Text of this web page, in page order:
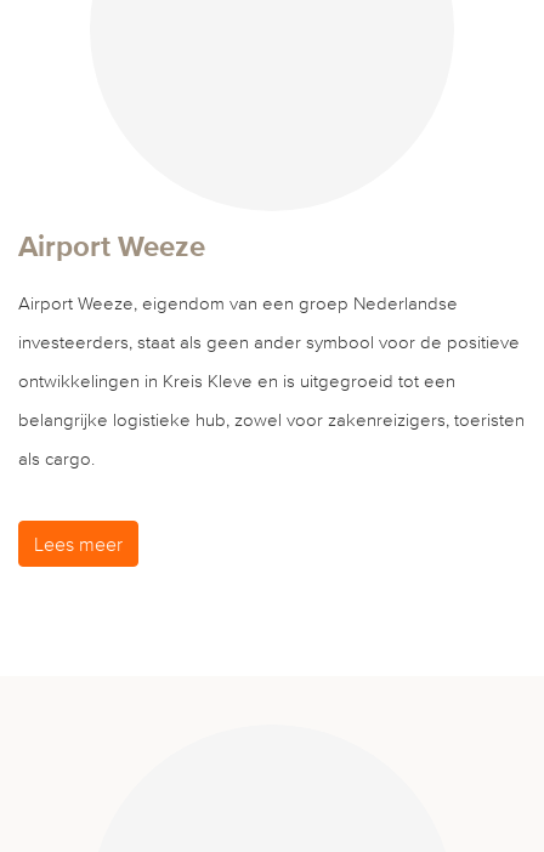
Airport Weeze
Airport Weeze, eigendom van een groep Nederlandse
investeerders, staat als geen ander symbool voor de positieve
ontwikkelingen in Kreis Kleve en is uitgegroeid tot een
belangrijke logistieke hub, zowel voor zakenreizigers, toeristen
als cargo.
Lees meer